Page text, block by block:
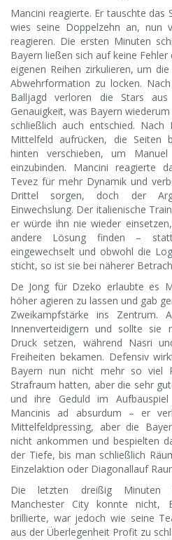
Mancini reagierte. Er tauschte das
wies seine Doppelzehn an, nun
reagieren. Die ersten Minuten
Bayern ließen sich auf keine
eigenen Reihen zirkulieren, um
Abwehrformation zu locken.
Balljagd verloren die Stars
Genauigkeit, was Bayern
schließlich auch entschied.
Mittelfeld aufrücken, die Seiten
hinten verschieben, um
einzubinden. Mancini reagierte
Tevez für mehr Dynamik und
Drittel sorgen, doch der
Einwechslung. Der italienische
er würde ihn nie wieder
andere Lösung finden –
eingewechselt und obwohl die
sticht, so ist sie bei näherer
De Jong für Dzeko erlaubte es
höher agieren zu lassen und gab
Zweikampfstärke ins Zentrum.
Innenverteidigern und sollte sie
Druck setzen, während Nasri
Freiheiten bekamen. Defensiv
Bayern nun nicht mehr so viel
Strafraum hatten, aber die sehr
und ihre Geduld im
Mancinis ad absurdum – er
Mittelfeldpressing, aber die
nicht ankommen und bespielten
der Tiefe, bis man schließlich
Einzelaktion oder Diagonallauf
Die letzten dreißig Minuten
Manchester City konnte nicht,
brillierte, war jedoch wie seine
aus der Überlegenheit Profit zu